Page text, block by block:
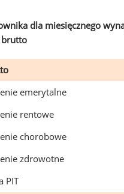
dla miesięcznego
brutto
emerytalne
rentowe
chorobowe
zdrowotne
PIT